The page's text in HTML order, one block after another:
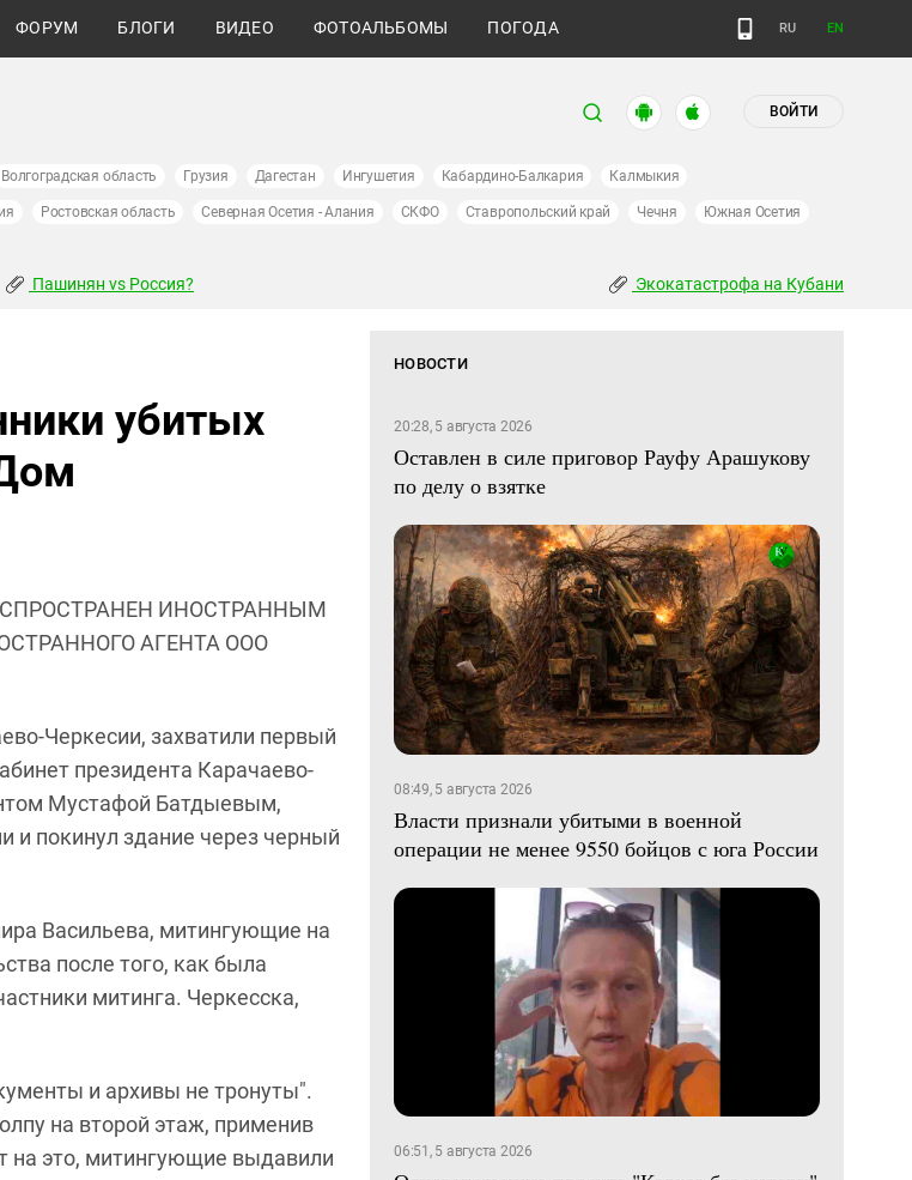
ФОРУМ БЛОГИ ВИДЕО ФОТОАЛЬБОМЫ ПОГОДА RU EN
ВОЙТИ
Волгоградская область Грузия Дагестан Ингушетия Кабардино-Балкария Калмыкия
Ростовская область Северная Осетия - Алания СКФО Ставропольский край Чечня Южная Осетия
Пашинян vs Россия? Экокатастрофа на Кубани
убитых
ИНОСТРАННЫМ
АГЕНТА ООО
Черкесии, захватили первый
президента Карачаево-
Мустафой Батдыевым,
и покинул здание через черный
Васильева, митингующие на
после того, как была
митинга. Черкесска,
и архивы не тронуты".
на второй этаж, применив
на это, митингующие выдавили
НОВОСТИ
20:28, 5 августа 2026
Оставлен в силе приговор Рауфу Арашукову
по делу о взятке
08:49, 5 августа 2026
Власти признали убитыми в военной
операции не менее 9550 бойцов с юга России
06:51, 5 августа 2026